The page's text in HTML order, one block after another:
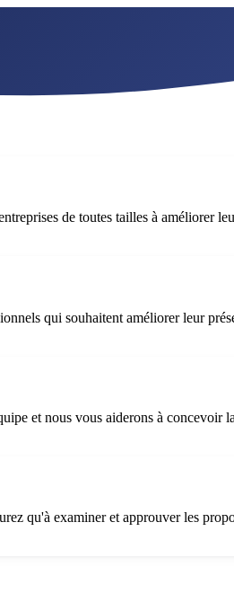
de toutes tailles à améliorer
qui souhaitent améliorer leur
et nous vous aiderons à concevoir
qu'à examiner et approuver les